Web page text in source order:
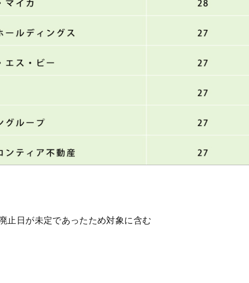
止日が未定であったため対象に含む